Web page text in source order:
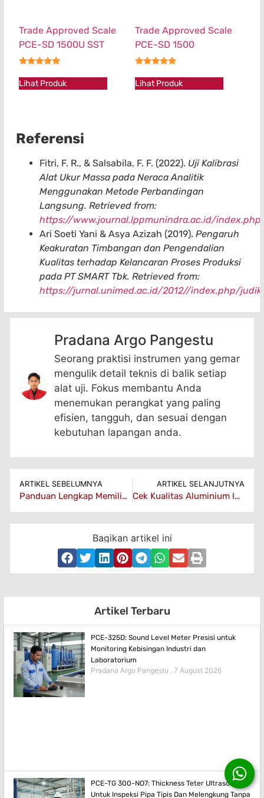
Trade Approved Scale
PCE-SD 1500U SST
Lihat Produk
Trade Approved Scale
PCE-SD 1500
Lihat Produk
Referensi
Fitri, F. R., & Salsabila, F. F. (2022). Uji Kalibrasi
Alat Ukur Massa pada Neraca Analitik
Menggunakan Metode Perbandingan
Langsung. Retrieved from:
https://www.journal.lppmunindra.ac.id/
Ari Soeti Yani & Asya Azizah (2019). Pengaruh
Keakuratan Timbangan dan Pengendalian
Kualitas terhadap Kelancaran Proses Produksi
pada PT SMART Tbk. Retrieved from:
https://jurnal.unimed.ac.id/2012//index.php/
Pradana Argo Pangestu
Seorang praktisi instrumen yang gemar
mengulik detail teknis di balik setiap
alat uji. Fokus membantu Anda
menemukan perangkat yang paling
efisien, tangguh, dan sesuai dengan
kebutuhan lapangan anda.
ARTIKEL SEBELUMNYA
Panduan Lengkap Memilih Alat EC untuk QC Kemasan: Range, ATC, Kalibrasi & Servis
ARTIKEL SELANJUTNYA
Cek Kualitas Aluminium Ingot Dan Billet Sebelum Distribusi
Bagikan artikel ini
Artikel Terbaru
PCE-325D: Sound Level Meter Presisi untuk
Monitoring Kebisingan Industri dan
Laboratorium
Pradana Argo Pangestu 7 August 2026
PCE-TG 300-NO7: Thickness Teter Ultrasonik
Untuk Inspeksi Pipa Tipis Dan Melengkung Tanpa